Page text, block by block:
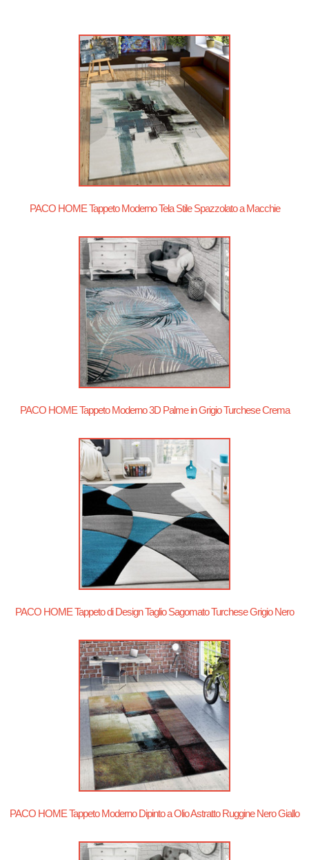
PACO HOME Tappeto Moderno Tela Stile Spazzolato a Macchie
PACO HOME Tappeto Moderno 3D Palme in Grigio Turchese Crema
PACO HOME Tappeto di Design Taglio Sagomato Turchese Grigio Nero
PACO HOME Tappeto Moderno Dipinto a Olio Astratto Ruggine Nero Giallo